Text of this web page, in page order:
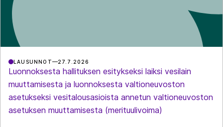
LAUSUNNOT 27.7.2026
Luonnoksesta hallituksen esitykseksi laiksi vesilain
muuttamisesta ja luonnoksesta valtioneuvoston
asetukseksi vesitalousasioista annetun valtioneuvoston
asetuksen muuttamisesta (merituulivoima)